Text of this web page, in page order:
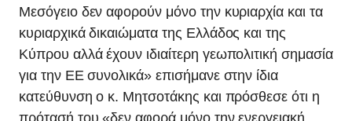
Μεσόγειο δεν αφορούν μόνο την κυριαρχία και τα
κυριαρχικά δικαιώματα της Ελλάδος και της
Κύπρου αλλά έχουν ιδιαίτερη γεωπολιτική σημασία
για την ΕΕ συνολικά» επισήμανε στην ίδια
κατεύθυνση ο κ. Μητσοτάκης και πρόσθεσε ότι η
πρότασή του «δεν αφορά μόνο την ενεργειακή